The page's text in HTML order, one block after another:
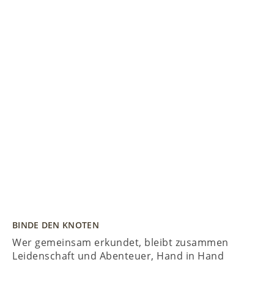
BINDE DEN KNOTEN
Wer gemeinsam erkundet, bleibt zusammen
Leidenschaft und Abenteuer, Hand in Hand